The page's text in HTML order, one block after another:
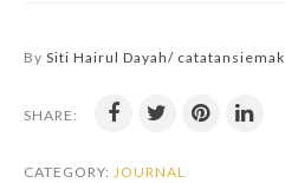
By Siti Hairul Dayah/ catatansiemak
SHARE:
CATEGORY: JOURNAL